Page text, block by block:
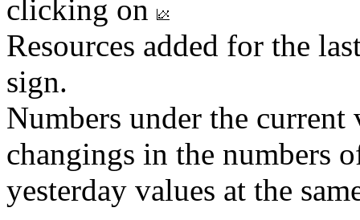
clicking on
Resources added for the
sign.
Numbers under the
changings in the numbers
yesterday values at the